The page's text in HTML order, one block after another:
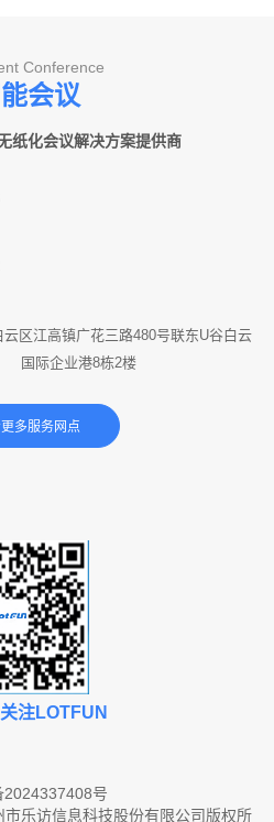
Conference
会议
纸化会议解决方案提供商
云区江高镇广花三路480号联东U谷白云
国际企业港8栋2楼
注LOTFUN
2024337408号
乐访信息科技股份有限公司版权所